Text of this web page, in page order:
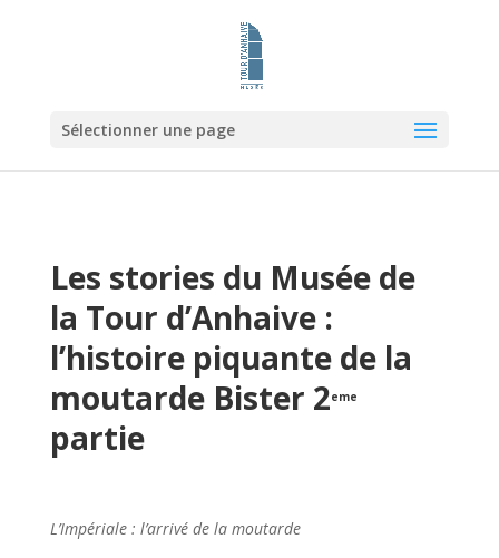
Sélectionner une page
Les stories du Musée de
la Tour d’Anhaive :
l’histoire piquante de la
moutarde Bister 2eme
partie
L’Impériale : l’arrivé de la moutarde